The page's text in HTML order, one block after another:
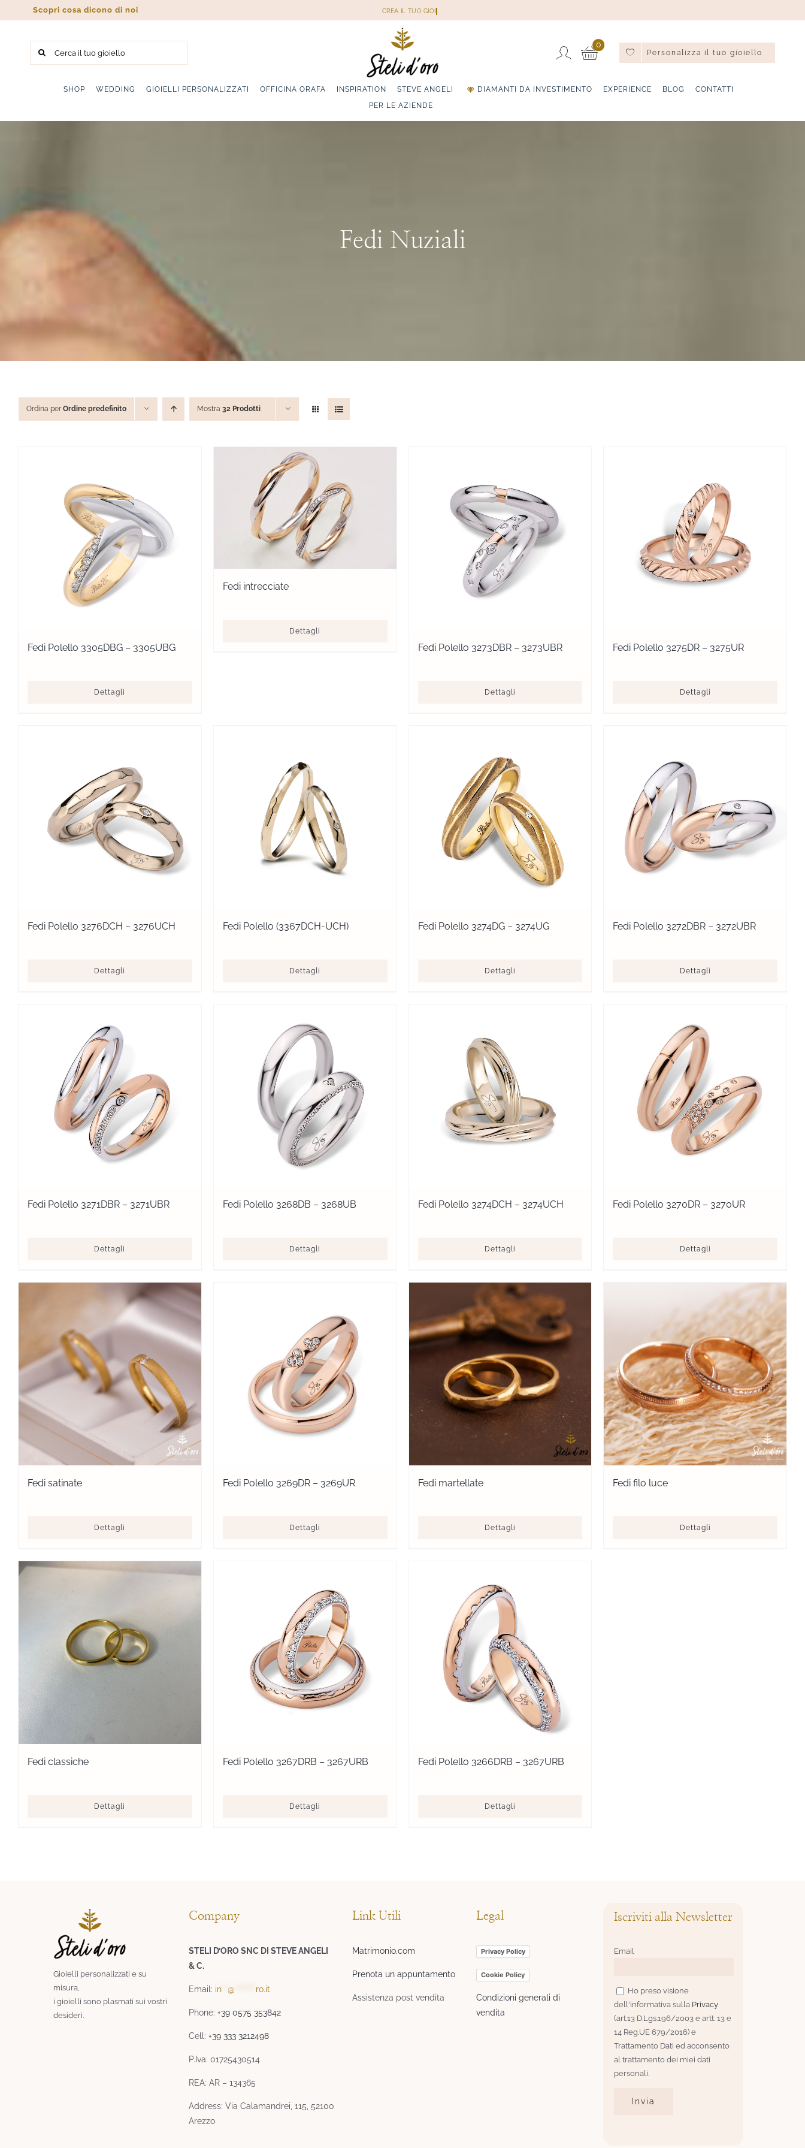
al
contenuto
Scopri cosa dicono di noi
Cerca
0
Personalizza il tuo gioiello
SHOP WEDDING GIOIELLI PERSONALIZZATI OFFICINA ORAFA INSPIRATION STEVE ANGELI DIAMANTI DA INVESTIMENTO EXPERIENCE BLOG
CONTATTI
PER LE AZIENDE
Fedi Nuziali
Ordina per Ordine predefinito Mostra 32 Prodotti
Fedi Polello 3305DBG – 3305UBG
Dettagli
Fedi intrecciate
Dettagli
Fedi Polello 3273DBR – 3273UBR
Dettagli
Fedi Polello 3275DR – 3275UR
Dettagli
Fedi Polello 3276DCH – 3276UCH
Dettagli
Fedi Polello (3367DCH-UCH)
Dettagli
Fedi Polello 3274DG – 3274UG
Dettagli
Fedi Polello 3272DBR – 3272UBR
Dettagli
Fedi Polello 3271DBR – 3271UBR
Dettagli
Fedi Polello 3268DB – 3268UB
Dettagli
Fedi Polello 3274DCH – 3274UCH
Dettagli
Fedi Polello 3270DR – 3270UR
Dettagli
Fedi satinate
Dettagli
Fedi Polello 3269DR – 3269UR
Dettagli
Fedi martellate
Dettagli
Fedi filo luce
Dettagli
Fedi classiche
Dettagli
Fedi Polello 3267DRB – 3267URB
Dettagli
Fedi Polello 3266DRB – 3267URB
Dettagli
Gioielli personalizzati e su
misura,
i gioielli sono plasmati sui vostri
desideri.​
Company
STELI D’ORO SNC DI STEVE ANGELI
& C.
Email: in **@ ro.it
Phone:+39 0575 353842
Cell:+39 333 3212498
P.Iva: 01725430514
REA: AR – 134365
Address: Via Calamandrei, 115, 52100
Arezzo
Link Utili
Matrimonio.com
Prenota un appuntamento
Assistenza post vendita
Legal
Privacy Policy
Cookie Policy
Condizioni generali di
vendita
Iscriviti alla Newsletter
Email
Ho preso visione
dell'informativa sulla Privacy
(art.13 D.Lgs.196/2003 e artt. 13 e
14 Reg.UE 679/2016) e
Trattamento Dati ed acconsento
al trattamento dei miei dati
personali.